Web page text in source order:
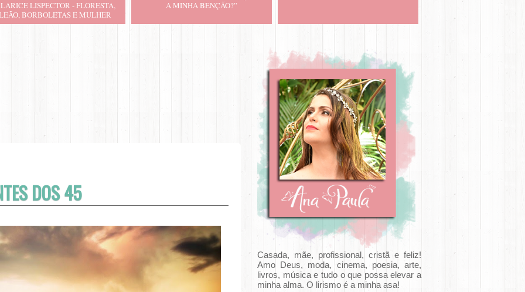
LISPECTOR - FLORESTA,
BORBOLETAS E MULHER
A MINHA BENÇÃO?”
DOS 45
Casada, mãe, profissional, cristã e feliz!
Amo Deus, moda, cinema, poesia, arte,
livros, música e tudo o que possa elevar a
minha alma. O lirismo é a minha asa!